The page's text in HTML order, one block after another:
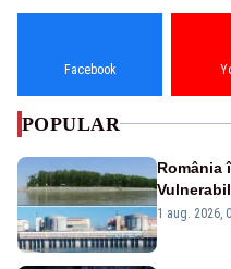
Facebook
POPULAR
România
în pericol
1 aug. 2026,